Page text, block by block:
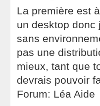
La première est
un desktop donc
sans
pas une
mieux, tant que
devrais pouvoir
Forum: Léa Aide